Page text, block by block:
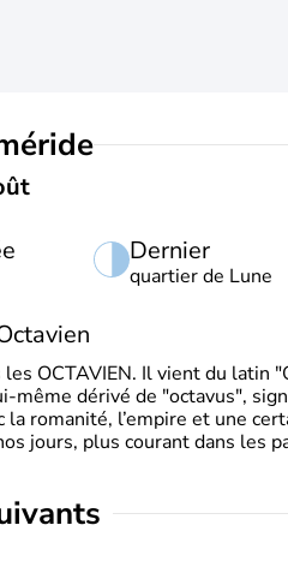
Dernier
quartier de Lune
OCTAVIEN. Il vient du latin
même dérivé de "octavus",
la romanité, l’empire et une
jours, plus courant dans les